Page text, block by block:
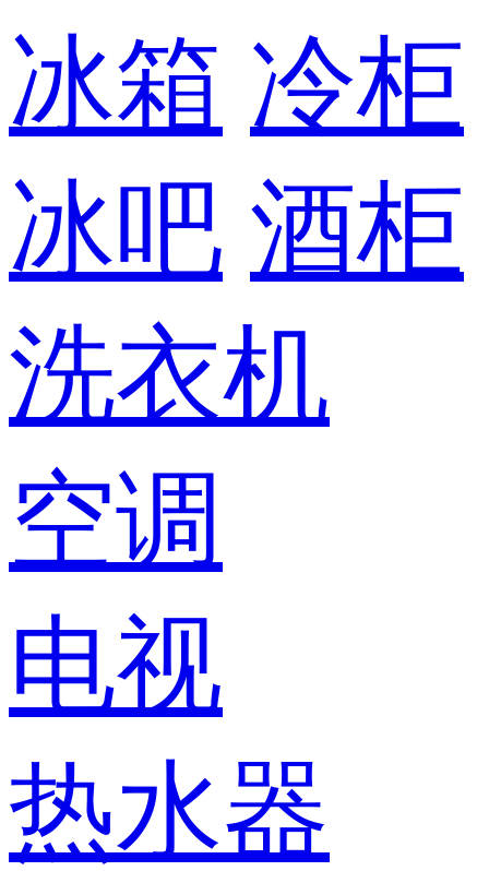
冰箱 冷柜
冰吧 酒柜
洗衣机
空调
电视
热水器